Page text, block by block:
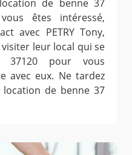
de benne 37
êtes intéressé,
avec PETRY Tony,
leur local qui se
37120 pour vous
avec eux. Ne tardez
location de benne 37